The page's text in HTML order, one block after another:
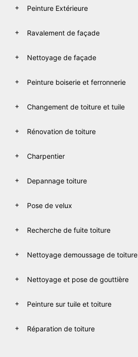
Peinture Extérieure
Ravalement de façade
Nettoyage de façade
Peinture boiserie et ferronnerie
Changement de toiture et tuile
Rénovation de toiture
Charpentier
Depannage toiture
Pose de velux
Recherche de fuite toiture
Nettoyage demoussage de toiture
Nettoyage et pose de gouttière
Peinture sur tuile et toiture
Réparation de toiture